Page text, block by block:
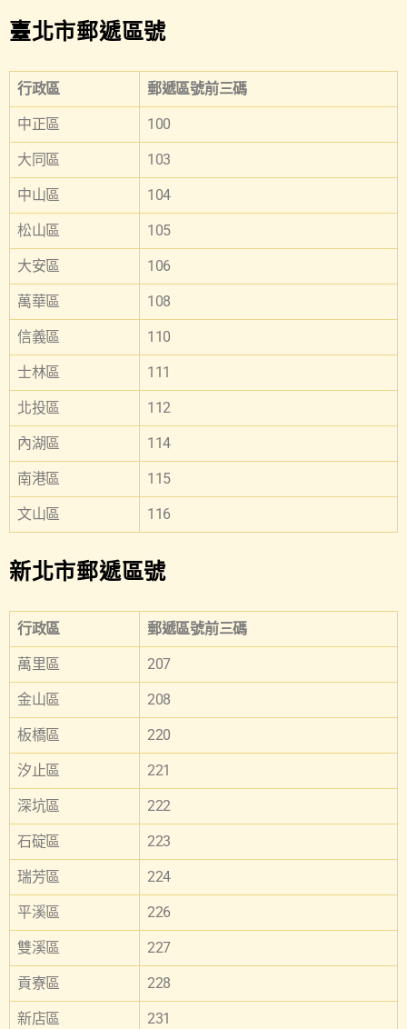
臺北市郵遞區號
行政區 郵遞區號前三碼
中正區 100
大同區 103
中山區 104
松山區 105
大安區 106
萬華區 108
信義區 110
士林區 111
北投區 112
內湖區 114
南港區 115
文山區 116
新北市郵遞區號
行政區 郵遞區號前三碼
萬里區 207
金山區 208
板橋區 220
汐止區 221
深坑區 222
石碇區 223
瑞芳區 224
平溪區 226
雙溪區 227
貢寮區 228
新店區 231